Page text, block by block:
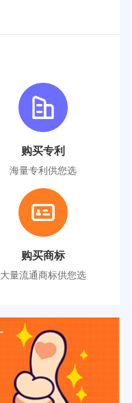
购买专利
海量专利供您选
购买商标
大量流通商标供您选